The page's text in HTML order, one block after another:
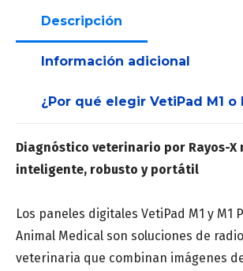
Apellido*
Descripción
Información adicional
¿Por qué elegir VetiPad M1 o
Diagnóstico veterinario por Rayos-X
inteligente, robusto y portátil
Los paneles digitales VetiPad M1 y M1
Animal Medical son soluciones de
veterinaria que combinan imágenes